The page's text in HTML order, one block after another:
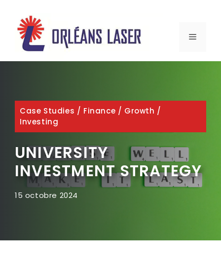
contenu
MENU
Case Studies / Finance / Growth /
Investing
UNIVERSITY
INVESTMENT STRATEGY
15 octobre 2024